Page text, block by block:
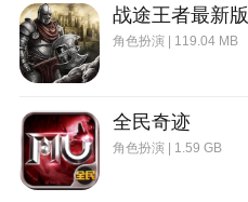
战途王者最新版
角色扮演 | 119.04 MB
全民奇迹
角色扮演 | 1.59 GB